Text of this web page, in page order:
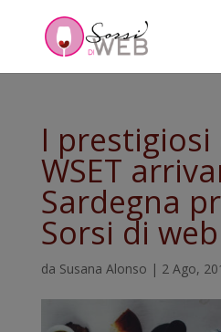
I prestigiosi
WSET
Sardegna
Sorsi di web
da Susana Alonso | 2 Ago,